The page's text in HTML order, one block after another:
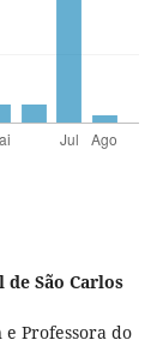
São Carlos
Professora do